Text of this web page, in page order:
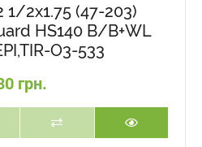
2x1.75 (47-203)
HS140 B/B+WL
O3-533
грн.